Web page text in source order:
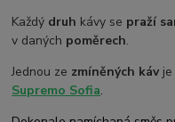
Každý druh kávy se praží
v daných poměrech.
Jednou ze zmíněných kávje
Supremo Sofia.